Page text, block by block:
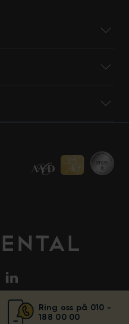
Ring oss på 010 -
188 00 00
Integritetsmeddelande